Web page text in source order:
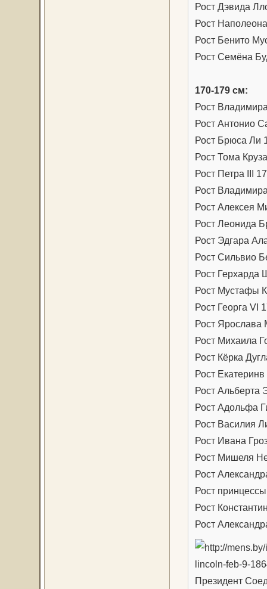
Рост Дэвида
Рост
Рост Бенито
Рост Семёна
170-179 см:
Рост
Рост Антонио
Рост Брюса Ли
Рост Тома
Рост Петра III
Рост
Рост Алексея
Рост Леонида
Рост Эдгара
Рост Сильвио
Рост Герхарда
Рост Мустафы
Рост Георга VI
Рост Ярослава
Рост Михаила
Рост Кёрка
Рост
Рост Альберта
Рост Адольфа
Рост Василия
Рост Ивана
Рост Мишеля
Рост
Рост
Рост
Рост
Президент